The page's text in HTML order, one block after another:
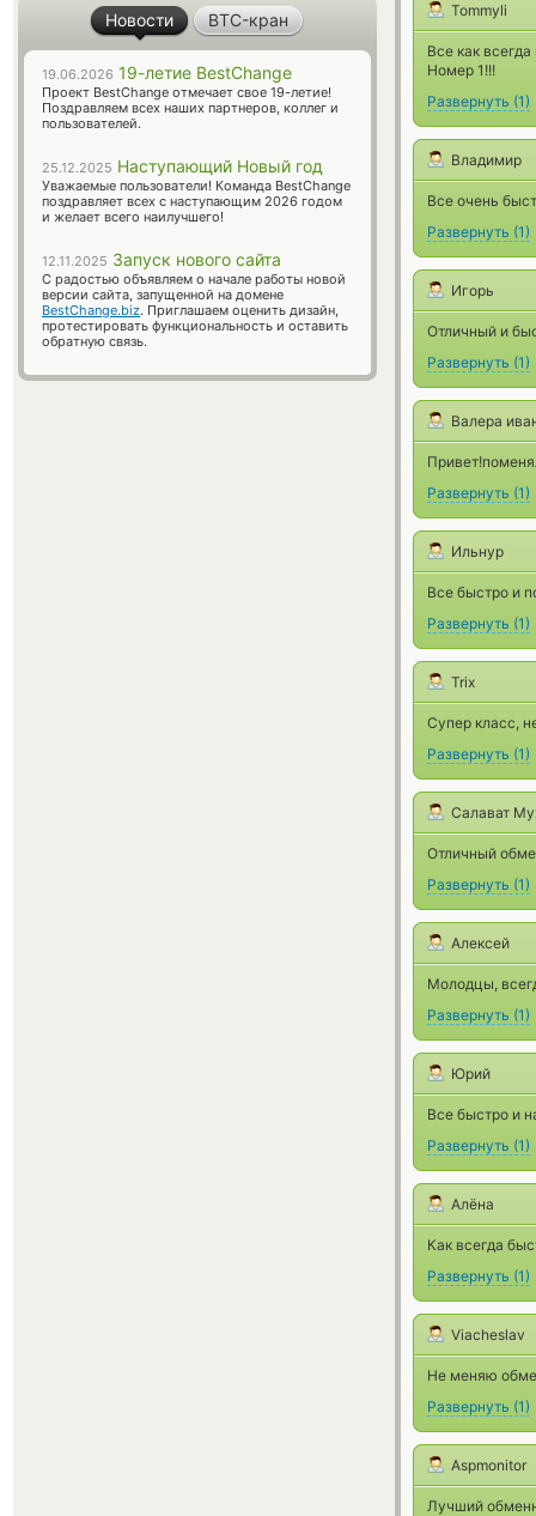
Tommyli
Все как
Номер 1!!!
Развернуть (1)
Владимир
Все очень
Развернуть (1)
Игорь
Отличный и
Развернуть (1)
Валера
Развернуть (1)
Ильнур
Все быстро и
Развернуть (1)
Trix
Супер класс,
Развернуть (1)
Салават
Отличный
Развернуть (1)
Алексей
Молодцы,
Развернуть (1)
Юрий
Все быстро и
Развернуть (1)
Алёна
Как всегда
Развернуть (1)
Viacheslav
Не меняю
Развернуть (1)
Aspmonitor
Лучший
Новости BTC-кран
19.06.2026 19-летие BestChange
Проект BestChange отмечает свое 19-летие!
Поздравляем всех наших партнеров, коллег и
пользователей.
25.12.2025 Наступающий Новый год
Уважаемые пользователи! Команда BestChange
поздравляет всех с наступающим 2026 годом
и желает всего наилучшего!
12.11.2025 Запуск нового сайта
С радостью объявляем о начале работы новой
версии сайта, запущенной на домене
BestChange.biz. Приглашаем оценить дизайн,
протестировать функциональность и оставить
обратную связь.